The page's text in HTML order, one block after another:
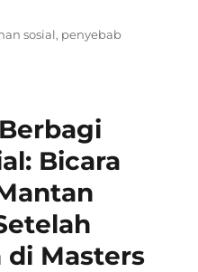
sosial, penyebab
Bicara
di Masters